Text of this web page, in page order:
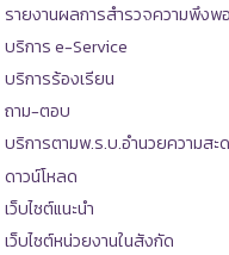
รายงานผลการสำรวจความพึงพ
บริการ e-Service
บริการร้องเรียน
ถาม-ตอบ
บริการตามพ.ร.บ.อำนวยความสะ
ดาวน์โหลด
เว็บไซต์แนะนำ
เว็บไซต์หน่วยงานในสังกัด